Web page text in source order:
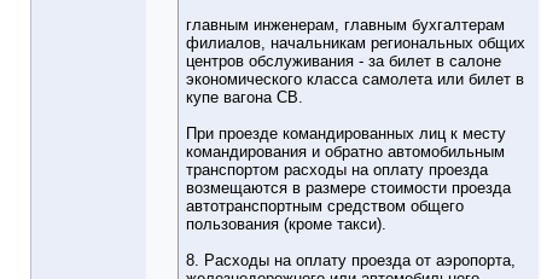
главным инженерам, главным бухгалтерам
филиалов, начальникам региональных общих
центров обслуживания - за билет в салоне
экономического класса самолета или билет в
купе вагона СВ.
При проезде командированных лиц к месту
командирования и обратно автомобильным
транспортом расходы на оплату проезда
возмещаются в размере стоимости проезда
автотранспортным средством общего
пользования (кроме такси).
8. Расходы на оплату проезда от аэропорта,